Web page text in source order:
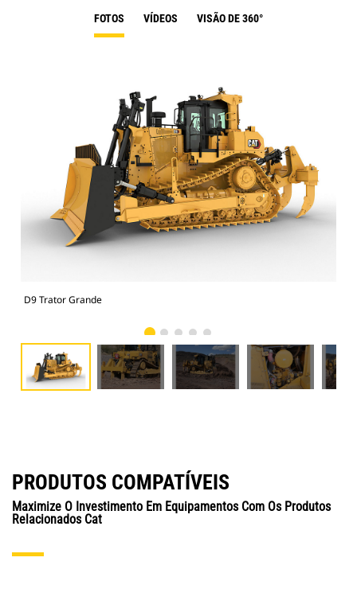
FOTOS VÍDEOS VISÃO DE 360°
D9 Trator Grande
PRODUTOS COMPATÍVEIS
Maximize O Investimento Em Equipamentos Com Os Produtos
Relacionados Cat